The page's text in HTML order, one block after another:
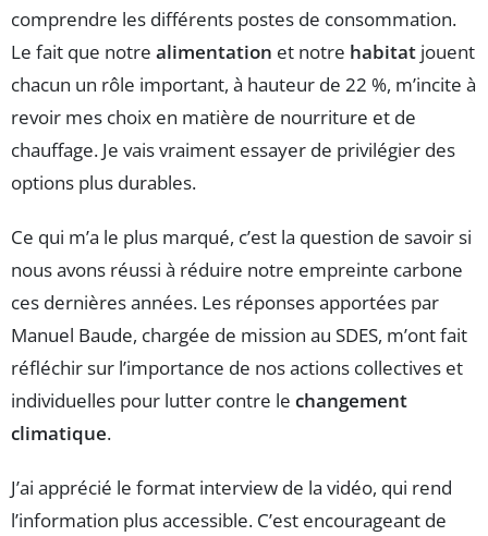
comprendre les différents postes de consommation.
Le fait que notre alimentation et notre habitat jouent
chacun un rôle important, à hauteur de 22 %, m’incite à
revoir mes choix en matière de nourriture et de
chauffage. Je vais vraiment essayer de privilégier des
options plus durables.
Ce qui m’a le plus marqué, c’est la question de savoir si
nous avons réussi à réduire notre empreinte carbone
ces dernières années. Les réponses apportées par
Manuel Baude, chargée de mission au SDES, m’ont fait
réfléchir sur l’importance de nos actions collectives et
individuelles pour lutter contre le changement
climatique.
J’ai apprécié le format interview de la vidéo, qui rend
l’information plus accessible. C’est encourageant de